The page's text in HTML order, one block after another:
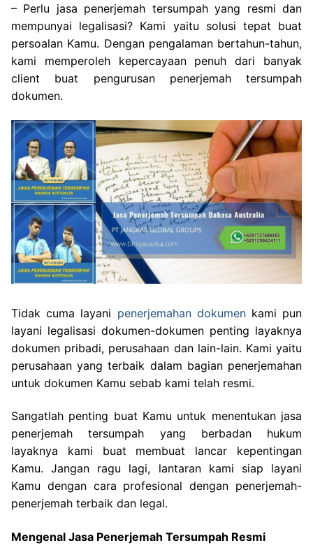
– Perlu jasa penerjemah tersumpah yang resmi dan
mempunyai legalisasi? Kami yaitu solusi tepat buat
persoalan Kamu. Dengan pengalaman bertahun-tahun,
kami memperoleh kepercayaan penuh dari banyak
client buat pengurusan penerjemah tersumpah
dokumen.
Tidak cuma layani penerjemahan dokumenkami pun
layani legalisasi dokumen-dokumen penting layaknya
dokumen pribadi, perusahaan dan lain-lain. Kami yaitu
perusahaan yang terbaik dalam bagian penerjemahan
untuk dokumen Kamu sebab kami telah resmi.
Sangatlah penting buat Kamu untuk menentukan jasa
penerjemah tersumpah yang berbadan hukum
layaknya kami buat membuat lancar kepentingan
Kamu. Jangan ragu lagi, lantaran kami siap layani
Kamu dengan cara profesional dengan penerjemah-
penerjemah terbaik dan legal.
Mengenal Jasa Penerjemah Tersumpah Resmi